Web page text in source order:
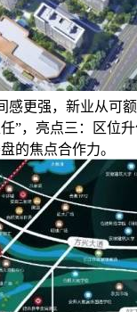
更强，新业从可
”，亮点三：区位
的焦点合作力。